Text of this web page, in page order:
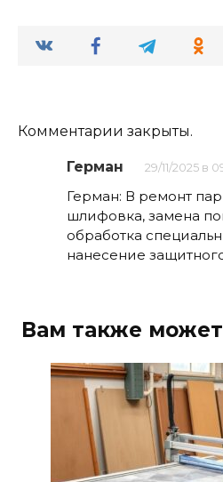
Комментарии закрыты.
Герман 29/11/2025 в
Герман: В ремонт
шлифовка, замена
обработка
нанесение
Вам также